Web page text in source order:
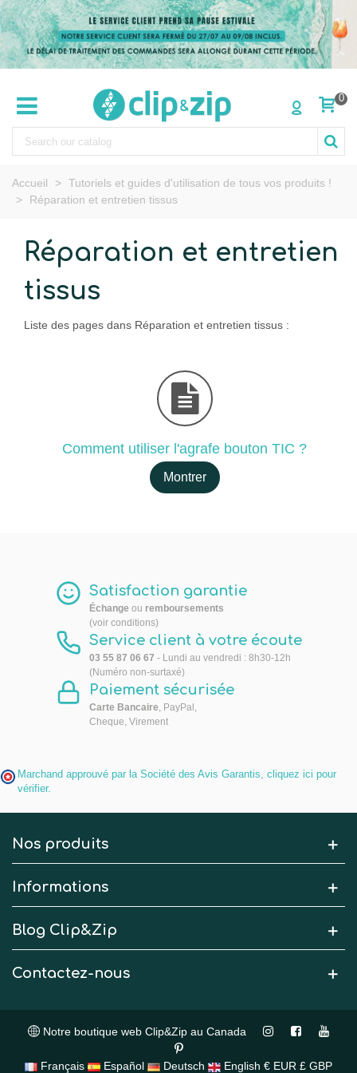
0
Accueil > Tutoriels et guides d'utilisation de tous vos produits !
>
Réparation et entretien tissus
Réparation et entretien
tissus
Liste des pages dans Réparation et entretien tissus :
Comment utiliser l'agrafe bouton TIC ?
Montrer
Satisfaction garantie
Échange ou remboursements
(voir conditions)
Service client à votre écoute
03 55 87 06 67 - Lundi au vendredi : 8h30-12h
(Numéro non-surtaxé)
Paiement sécurisée
Carte Bancaire, PayPal,
Cheque, Virement
Marchand approuvé par la Société des Avis Garantis, cliquez ici pour
vérifier.
Nos produits
Informations
Blog Clip&Zip
Contactez-nous
Notre boutique web Clip&Zip au Canada
Français Español Deutsch English € EUR £ GBP